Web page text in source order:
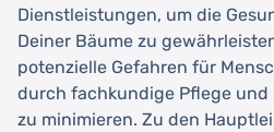
Dienstleistungen, um die
Deiner Bäume zu
potenzielle Gefahren für
durch fachkundige Pflege und
zu minimieren. Zu den